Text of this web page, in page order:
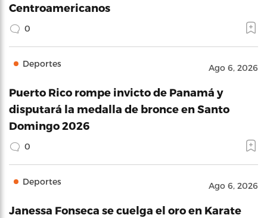
Centroamericanos
0
Deportes Ago 6, 2026
Puerto Rico rompe invicto de Panamá y
disputará la medalla de bronce en Santo
Domingo 2026
0
Deportes Ago 6, 2026
Janessa Fonseca se cuelga el oro en Karate